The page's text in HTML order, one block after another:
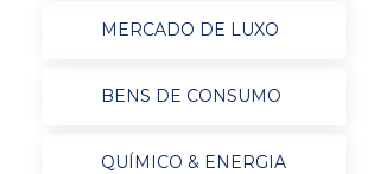
MERCADO DE LUXO
BENS DE CONSUMO
QUÍMICO & ENERGIA